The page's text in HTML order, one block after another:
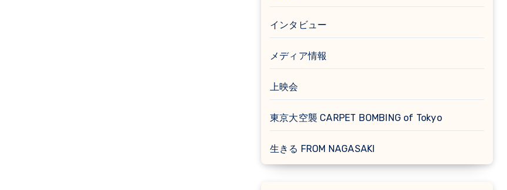
インタビュー
メディア情報
上映会
東京大空襲 CARPET BOMBING of Tokyo
生きる FROM NAGASAKI